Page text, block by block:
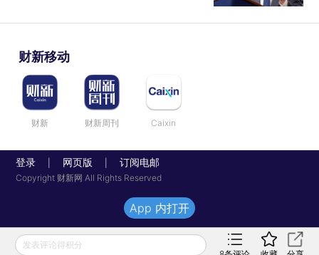
财新移动
财新 财新周刊 Caixin
登录 网页版 订阅电邮
Copyright 财新网 All Rights Reserved
发表评论得积分
App 内打开